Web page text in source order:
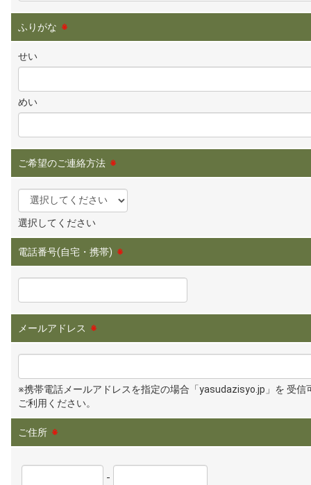
ふりがな ※
せい
めい
ご希望のご連絡方法 ※
選択してください
電話番号(自宅・携帯) ※
メールアドレス ※
※携帯電話メールアドレスを指定の場合「yasudazisyo.jp」を 受信
ご利用ください。
ご住所 ※
-